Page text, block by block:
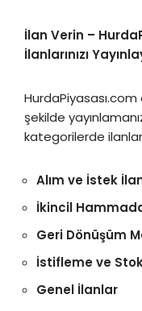
İlan Verin –
İlanlarınızı
HurdaPiyasası.com
şekilde
kategorilerde
Alım ve İstek
İkincil
Geri Dönüşüm
İstifleme ve
Genel İlanlar